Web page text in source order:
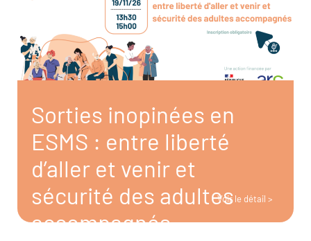
Sorties inopinées en
ESMS : entre liberté
d’aller et venir et
sécurité des adultes
accompagnés
Voir le détail >